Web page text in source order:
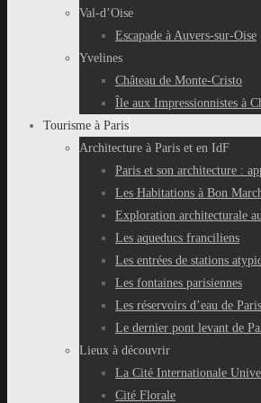
Val-d’Oise
Escapade à Auvers-sur-Oise
Yvelines
Château de Monte-Cristo
Île aux Impressionnistes à
Tourisme à Paris
Architecture à Paris et en IdF
Paris et son architecture :
Les Habitations à Bon
Exploration architecturale
Les aqueducs franciliens
Les entrées de stations
Les fontaines parisiennes
Les réservoirs d’eau de Paris
Le dernier pont levant de
Lieux à découvrir
La Cité Internationale
Cité Florale